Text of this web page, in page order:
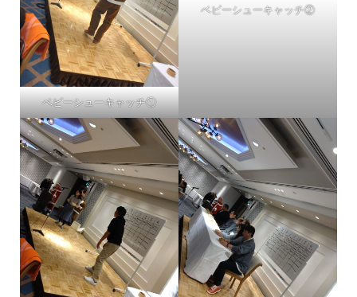
ベビーシューキャッチ①
ベビーシューキャッチ②